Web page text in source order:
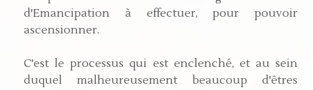
d'Emancipation à effectuer, pour pouvoir
ascensionner.
C'est le processus qui est enclenché, et au sein
duquel malheureusement beaucoup d'êtres